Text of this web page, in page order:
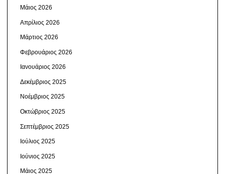
Μάιος 2026
Απρίλιος 2026
Μάρτιος 2026
Φεβρουάριος 2026
Ιανουάριος 2026
Δεκέμβριος 2025
Νοέμβριος 2025
Οκτώβριος 2025
Σεπτέμβριος 2025
Ιούλιος 2025
Ιούνιος 2025
Μάιος 2025